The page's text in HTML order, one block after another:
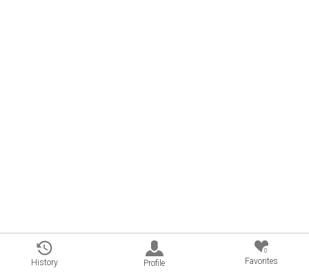
History Profile
0
Favorites